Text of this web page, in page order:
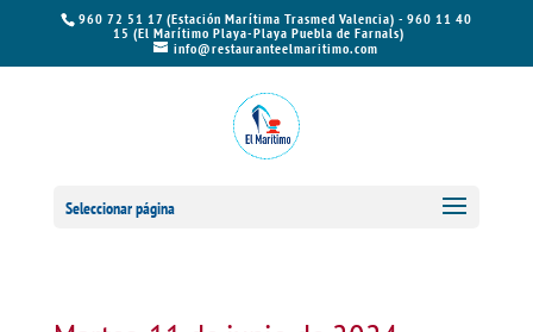
960 72 51 17 (Estación Marítima Trasmed Valencia) - 960 11 40
15 (El Marítimo Playa-Playa Puebla de Farnals)
info@restauranteelmaritimo.com
Seleccionar página